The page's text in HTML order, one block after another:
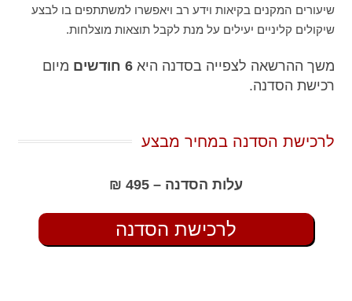
שיעורים המקנים בקיאות וידע רב ויאפשרו למשתתפים בו לבצע
שיקולים קליניים יעילים על מנת לקבל תוצאות מוצלחות.
משך ההרשאה לצפייה בסדנה היא6 חודשים
מיום
רכישת הסדנה.
לרכישת הסדנה במחיר מבצע
עלות הסדנה – 495 ₪
לרכישת הסדנה